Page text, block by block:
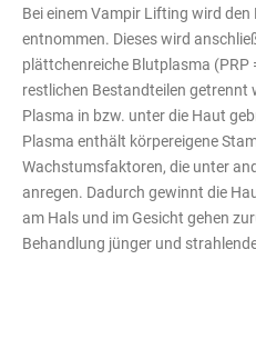
Bei einem Vampir Lifting wird
entnommen. Dieses wird
plättchenreiche Blutplasma (PRP
restlichen Bestandteilen getrennt
Plasma in bzw. unter die Haut
Plasma enthält körpereigene
Wachstumsfaktoren, die unter
anregen. Dadurch gewinnt die
am Hals und im Gesicht gehen
Behandlung jünger und